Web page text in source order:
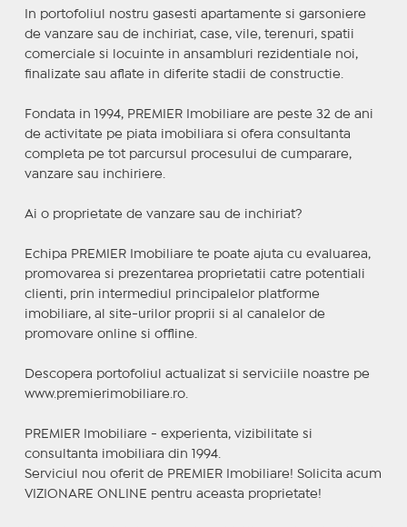
In portofoliul nostru gasesti apartamente si garsoniere
de vanzare sau de inchiriat, case, vile, terenuri, spatii
comerciale si locuinte in ansambluri rezidentiale noi,
finalizate sau aflate in diferite stadii de constructie.
Fondata in 1994, PREMIER Imobiliare are peste 32 de ani
de activitate pe piata imobiliara si ofera consultanta
completa pe tot parcursul procesului de cumparare,
vanzare sau inchiriere.
Ai o proprietate de vanzare sau de inchiriat?
Echipa PREMIER Imobiliare te poate ajuta cu evaluarea,
promovarea si prezentarea proprietatii catre potentiali
clienti, prin intermediul principalelor platforme
imobiliare, al site-urilor proprii si al canalelor de
promovare online si offline.
Descopera portofoliul actualizat si serviciile noastre pe
www.premierimobiliare.ro.
PREMIER Imobiliare - experienta, vizibilitate si
consultanta imobiliara din 1994.
Serviciul nou oferit de PREMIER Imobiliare! Solicita acum
VIZIONARE ONLINE pentru aceasta proprietate!